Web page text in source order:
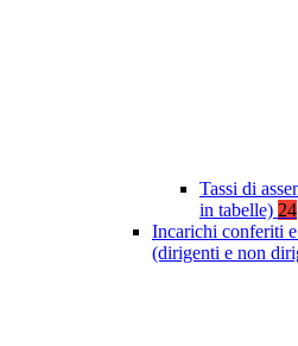
Tassi di
in tabelle) 24
Incarichi conferiti
(dirigenti e non